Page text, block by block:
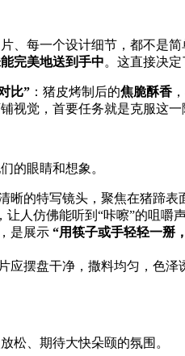
、每一个设计细节，都不是
完美地送到手中。这直接决定
比” ：猪皮烤制后的焦脆酥香
视觉，首要任务就是克服这一
的眼睛和想象。
晰的特写镜头，聚焦在猪蹄表
人仿佛能听到“咔嚓”的咀嚼声
是展示 “用筷子或手轻轻一掰
应摆盘干净，撒料均匀，色
松、期待大快朵颐的氛围。